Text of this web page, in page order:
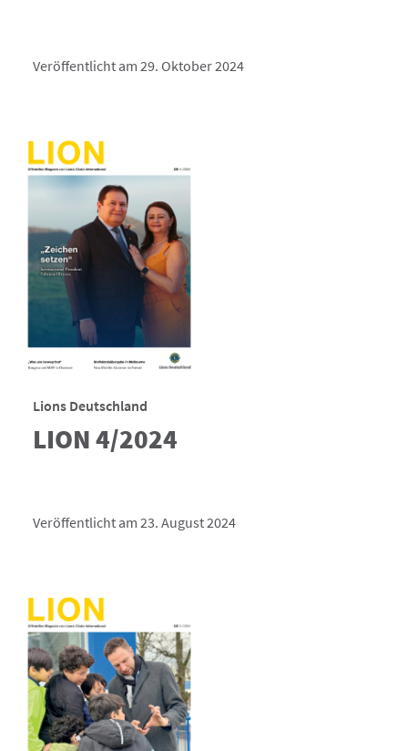
Veröffentlicht am 29. Oktober 2024
Lions Deutschland
LION 4/2024
Veröffentlicht am 23. August 2024